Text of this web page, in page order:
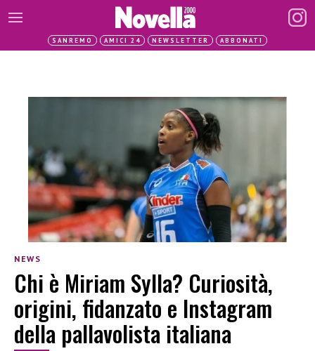
SANREMO AMICI 24 NEWSLETTER ABBONATI
NEWS
Chi è Miriam Sylla? Curiosità,
origini, fidanzato e Instagram
della pallavolista italiana